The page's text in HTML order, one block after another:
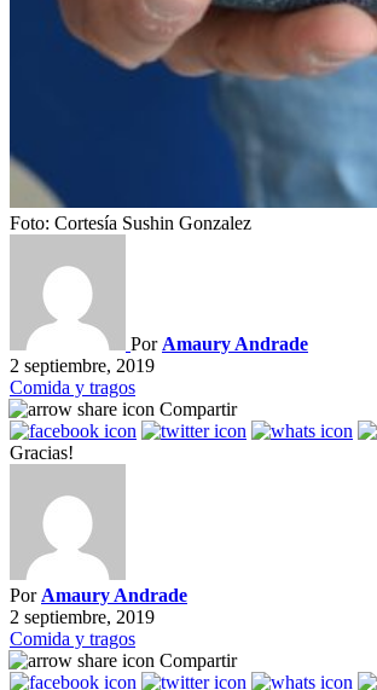
Foto: Cortesía Sushin Gonzalez
Por Amaury Andrade
2 septiembre, 2019
Comida y tragos
Compartir
Gracias!
Por Amaury Andrade
2 septiembre, 2019
Comida y tragos
Compartir